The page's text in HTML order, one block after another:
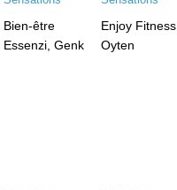
Bien-être
Essenzi, Genk
Enjoy Fitness,
Oyten